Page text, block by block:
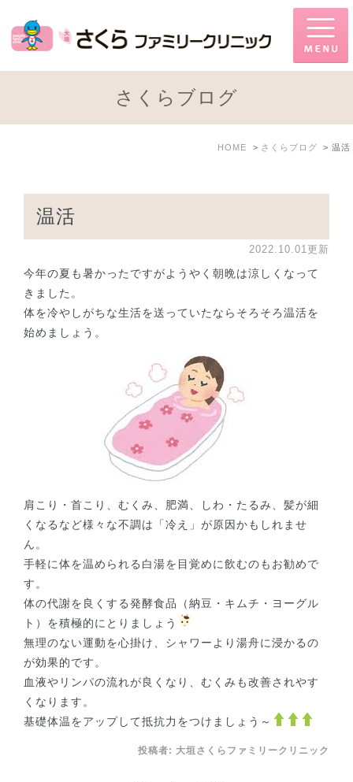
さくらブログ
HOME さくらブログ 温活
温活
2022.10.01更新
今年の夏も暑かったですがようやく朝晩は涼しくなって
きました。
体を冷やしがちな生活を送っていたならそろそろ温活を
始めましょう。
肩こり・首こり、むくみ、肥満、しわ・たるみ、髪が細
くなるなど様々な不調は「冷え」が原因かもしれませ
ん。
手軽に体を温められる白湯を目覚めに飲むのもお勧めで
す。
体の代謝を良くする発酵食品（納豆・キムチ・ヨーグル
ト）を積極的にとりましょう
無理のない運動を心掛け、シャワーより湯舟に浸かるの
が効果的です。
血液やリンパの流れが良くなり、むくみも改善されやす
くなります。
基礎体温をアップして抵抗力をつけましょう～
投稿者: 大垣さくらファミリークリニック